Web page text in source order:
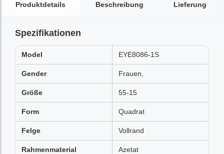
Produktdetails Beschreibung Lieferung
Spezifikationen
Model EYE8086-1S
Gender Frauen,
Größe 55-15
Form Quadrat
Felge Vollrand
Rahmenmaterial Azetat